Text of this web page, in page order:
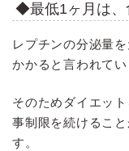
◆最低1ヶ月は、
レプチンの分泌量
かかると言われてい
そのためダイエッ
事制限を続けるこ
す。